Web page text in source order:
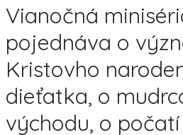
Vianočná
pojednáva o
Kristovho
dieťatka, o
východu, o